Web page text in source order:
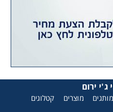
ג'י ירום
מותגים מוצרים קטלוגים
נירוסטה